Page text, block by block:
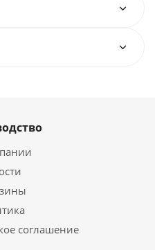
соглашение